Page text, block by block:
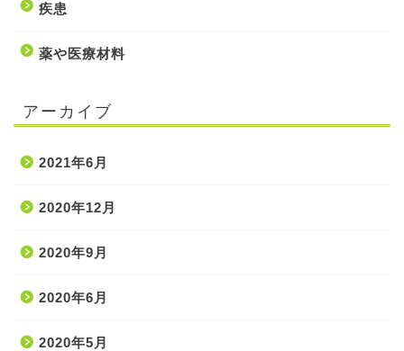
疾患
薬や医療材料
アーカイブ
2021年6月
2020年12月
2020年9月
2020年6月
2020年5月